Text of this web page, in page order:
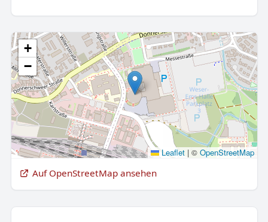
+
−
Leaflet |© OpenStreetMap
Auf OpenStreetMap ansehen